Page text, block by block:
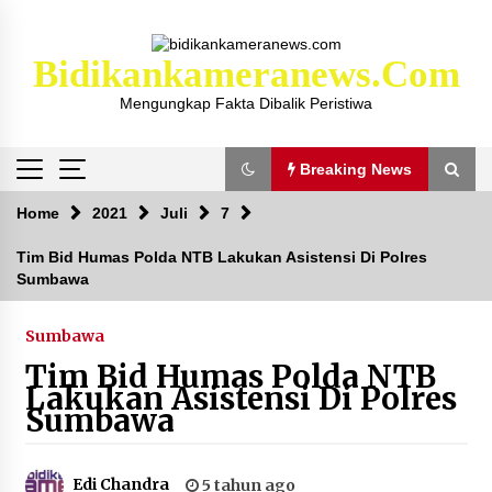
Bidikankameranews.com
Mengungkap Fakta Dibalik Peristiwa
Breaking News
Breaking News
Kejaksaan KSB Mulai Lidik Mafia Tanah Desa
Sekongkang Bawah
2 tahun ago
Laporan Dugaan Pencabulan di Desa Sepayung
Kec. Plampang, Polres Sumbawa Pastikan
Proses Penyelidikan Berjalan Maksimal
Home 2021 Juli 7
Tim Bid Humas Polda NTB Lakukan Asistensi Di Polres
Sumbawa
Sumbawa
Tim Bid Humas Polda NTB
Lakukan Asistensi Di Polres
Sumbawa
Edi Chandra
5 tahun ago